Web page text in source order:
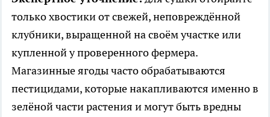
только хвостики от свежей, неповреждённой
клубники, выращенной на своём участке или
купленной у проверенного фермера.
Магазинные ягоды часто обрабатываются
пестицидами, которые накапливаются именно в
зелёной части растения и могут быть вредны